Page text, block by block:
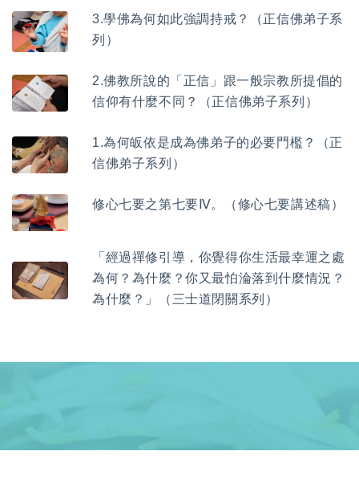
3.學佛為何如此強調持戒？（正信佛弟子系
列）
2.佛教所說的「正信」跟一般宗教所提倡的
信仰有什麼不同？（正信佛弟子系列）
1.為何皈依是成為佛弟子的必要門檻？（正
信佛弟子系列）
修心七要之第七要Ⅳ。（修心七要講述稿）
「經過禪修引導，你覺得你生活最幸運之處
為何？為什麼？你又最怕淪落到什麼情況？
為什麼？」（三士道閉關系列）